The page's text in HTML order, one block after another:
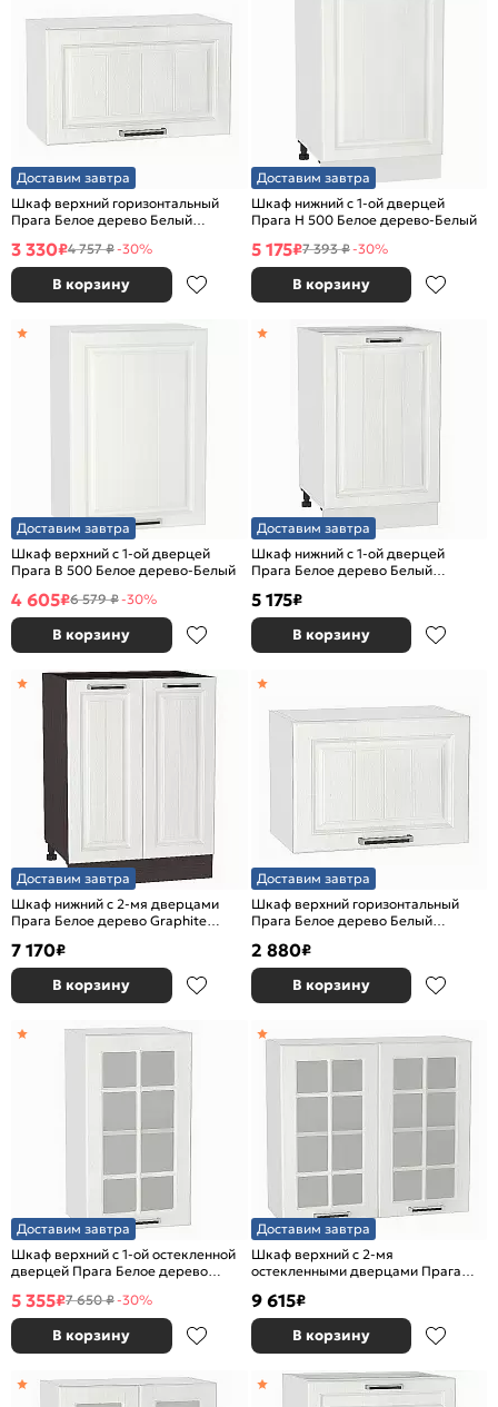
Доставим завтра
Шкаф верхний горизонтальный
Прага Белое дерево Белый
3 330₽4 757 ₽-30%
В корзину
Доставим завтра
Шкаф нижний с 1-ой дверцей
Прага Н 500 Белое дерево-Белый
5 175₽7 393 ₽-30%
В корзину
Доставим завтра
Шкаф верхний с 1-ой дверцей
Прага В 500 Белое дерево-Белый
4 605₽6 579 ₽-30%
В корзину
Доставим завтра
Шкаф нижний с 1-ой дверцей
Прага Белое дерево Белый
5 175₽
В корзину
Доставим завтра
Шкаф нижний с 2-мя дверцами
Прага Белое дерево Graphite
7 170₽
В корзину
Доставим завтра
Шкаф верхний горизонтальный
Прага Белое дерево Белый
2 880₽
В корзину
Доставим завтра
Шкаф верхний с 1-ой остекленной
дверцей Прага Белое дерево
5 355₽7 650 ₽-30%
В корзину
Доставим завтра
Шкаф верхний с 2-мя
остекленными дверцами Прага
9 615₽
В корзину